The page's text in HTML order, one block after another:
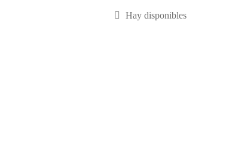
Hay disponibles